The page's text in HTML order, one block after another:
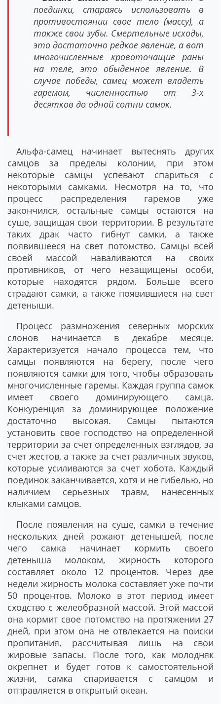
поединки, стараясь использовать в
противостоянии свое тело (массу), а
также свои зубы. Смертельные исходы,
это достаточно редкое явление, а вот
многочисленные кровоточащие раны
на теле, это обыденное явление. В
случае победы, самец может владеть
гаремом, численностью от 3-х
десятков до одной сотни самок.
Альфа-самец начинает вытеснять других
самцов за пределы колонии, при этом
некоторые самцы успевают спариться с
некоторыми самками. Несмотря на то, что
процесс распределения гаремов уже
закончился, остальные самцы остаются на
суше, защищая свои территории. В результате
таких драк часто гибнут самки, а также
появившееся на свет потомство. Самцы всей
своей массой наваливаются на своих
противников, от чего незащищены особи,
которые находятся рядом. Больше всего
страдают самки, а также появившиеся на свет
детеныши.
Процесс размножения северных морских
слонов начинается в декабре месяце.
Характеризуется начало процесса тем, что
самцы появляются на берегу, после чего
появляются самки для того, чтобы образовать
многочисленные гаремы. Каждая группа самок
имеет своего доминирующего самца.
Конкуренция за доминирующее положение
достаточно высокая. Самцы пытаются
установить свое господство на определенной
территории за счет определенных взглядов, за
счет жестов, а также за счет различных звуков,
которые усиливаются за счет хобота. Каждый
поединок заканчивается, хотя и не гибелью, но
наличием серьезных травм, нанесенных
клыками самцов.
После появления на суше, самки в течение
нескольких дней рожают детенышей, после
чего самка начинает кормить своего
детеныша молоком, жирность которого
составляет около 12 процентов. Через две
недели жирность молока составляет уже почти
50 процентов. Молоко в этот период имеет
сходство с желеобразной массой. Этой массой
она кормит свое потомство на протяжении 27
дней, при этом она не отвлекается на поиски
пропитания, рассчитывая лишь на свои
жировые запасы. После того, как молодняк
окрепнет и будет готов к самостоятельной
жизни, самка спаривается с самцом и
отправляется в открытый океан.